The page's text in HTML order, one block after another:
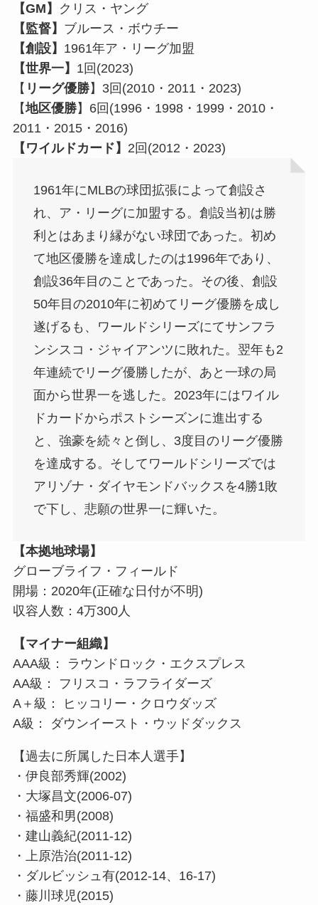
【GM】
クリス・ヤング
【監督】 ブルース・ボウチー
【創設】 1961年ア・リーグ加盟
【世界一】 1回(2023)
【 リーグ優勝】3回(2010・2011・2023)
【地区優勝】6回(1996・1998・1999・2010・
2011・2015・2016)
【ワイルドカード】 2回(2012・2023)
1961年にMLBの球団拡張によって創設さ
れ、ア・リーグに加盟する。創設当初は勝
利とはあまり縁がない球団であった。初め
て地区優勝を達成したのは1996年であり、
創設36年目のことであった。その後、創設
50年目の2010年に初めてリーグ優勝を成し
遂げるも、ワールドシリーズにてサンフラ
ンシスコ・ジャイアンツに敗れた。翌年も2
年連続でリーグ優勝したが、あと一球の局
面から世界一を逃した。2023年にはワイル
ドカードからポストシーズンに進出する
と、強豪を続々と倒し、3度目のリーグ優勝
を達成する。そしてワールドシリーズでは
アリゾナ・ダイヤモンドバックスを4勝1敗
で下し、悲願の世界一に輝いた。
【本拠地球場】
グローブライフ・フィールド
開場：2020年(正確な日付が不明)
収容人数：4万300人
【マイナー組織】
AAA級： ラウンドロック・エクスプレス
AA級： フリスコ・ラフライダーズ
A＋級： ヒッコリー・クロウダッズ
A級： ダウンイースト・ウッドダックス
【過去に所属した日本人選手】
・伊良部秀輝(2002)
・大塚昌文(2006-07)
・福盛和男(2008)
・建山義紀(2011-12)
・上原浩治(2011-12)
・ダルビッシュ有(2012-14、16-17)
・藤川球児(2015)